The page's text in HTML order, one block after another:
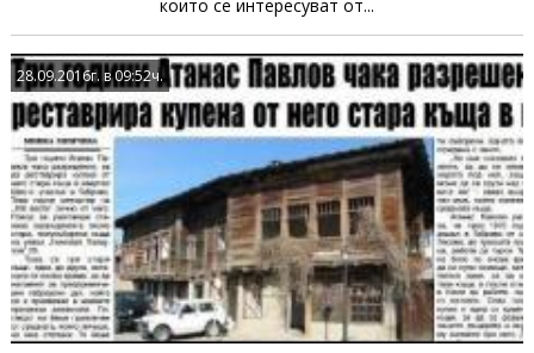
които се интересуват от...
28.09.2016г. в 09:52ч.